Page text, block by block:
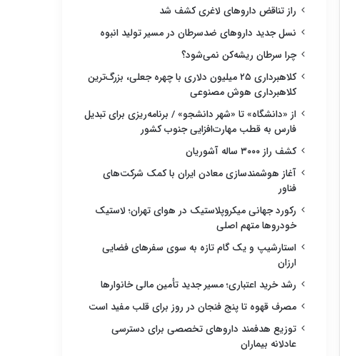
راز تناقض داروهای لاغری کشف شد
نسل جدید داروهای ضدسرطان در مسیر تولید انبوه
چرا سرطان ریشه‌کن نمی‌شود؟
کلاهبرداری ۲۵ میلیون دلاری با چهره جعلی، بزرگ‌ترین
کلاهبرداری هوش مصنوعی
از «دانشگاه» تا «شهر دانشجو» / برنامه‌ریزی برای تبدیل
فارس به قطب مهارت‌افزایی جنوب کشور
کشف راز ۳۰۰۰ ساله آشوریان
آغاز هوشمندسازی معادن ایران با کمک شرکت‌های
فناور
رکورد جهانی میکروپلاستیک در هوای تهران؛ لاستیک
خودروها متهم اصلی
استارشیپ و یک گام تازه به سوی سفرهای فضایی
ارزان
رشد خرید اعتباری؛ مسیر جدید تأمین مالی خانوارها
مصرف قهوه تا پنج فنجان در روز برای قلب مفید است
توزیع هدفمند داروهای تخصصی برای دسترسی
عادلانه بیماران